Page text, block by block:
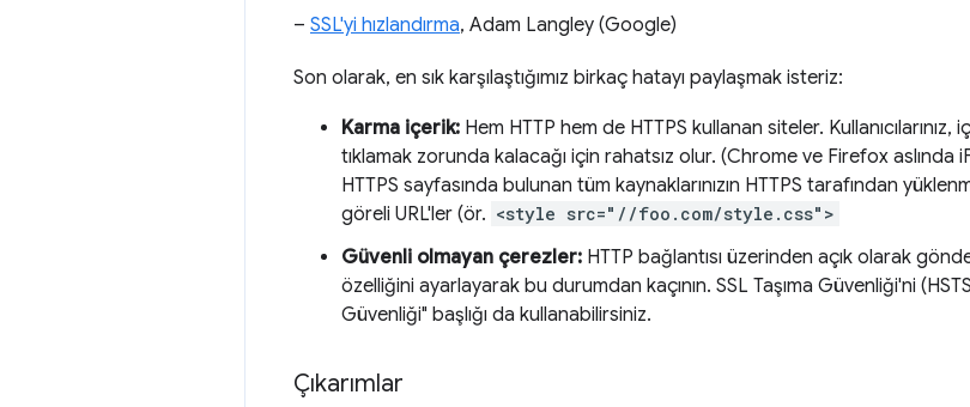
– SSL'yi hızlandırma, Adam Langley (Google)
Son olarak, en sık karşılaştığımız birkaç hatayı paylaşmak isteriz:
Karma içerik: Hem HTTP hem de HTTPS kullanan siteler.
tıklamak zorunda kalacağı için rahatsız olur. (Chrome ve Firefox
HTTPS sayfasında bulunan tüm kaynaklarınızın HTTPS tarafından
göreli URL'ler (ör. <style src="//foo.com/style.css">
Güvenli olmayan çerezler: HTTP bağlantısı üzerinden açık olarak
özelliğini ayarlayarak bu durumdan kaçının. SSL Taşıma Güvenliği'ni
Güvenliği" başlığı da kullanabilirsiniz.
Çıkarımlar